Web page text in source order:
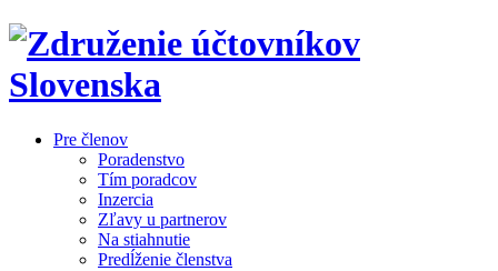
Pre členov
Poradenstvo
Tím poradcov
Inzercia
Zľavy u partnerov
Na stiahnutie
Predĺženie členstva